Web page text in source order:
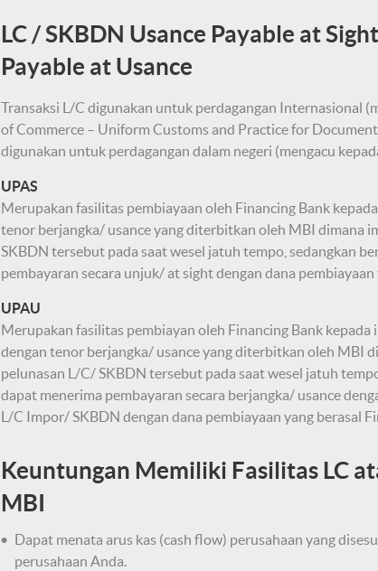
LC / SKBDN Usance Payable at
Payable at Usance
Transaksi L/C digunakan untuk perdagangan Internasional
of Commerce – Uniform Customs and Practice for
digunakan untuk perdagangan dalam negeri (mengacu
UPAS
Merupakan fasilitas pembiayaan oleh Financing Bank
tenor berjangka/ usance yang diterbitkan oleh MBI dimana
SKBDN tersebut pada saat wesel jatuh tempo, sedangkan
pembayaran secara unjuk/ at sight dengan dana
UPAU
Merupakan fasilitas pembiayan oleh Financing Bank
dengan tenor berjangka/ usance yang diterbitkan oleh MBI
pelunasan L/C/ SKBDN tersebut pada saat wesel jatuh
dapat menerima pembayaran secara berjangka/ usance
L/C Impor/ SKBDN dengan dana pembiayaan yang berasal
Keuntungan Memiliki Fasilitas LC
MBI
Dapat menata arus kas (cash flow) perusahaan yang
perusahaan Anda.